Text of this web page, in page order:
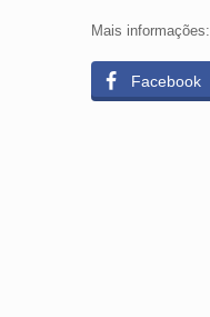
Mais informações:
Facebook